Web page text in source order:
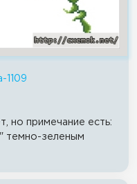
1109
но примечание есть:
темно-зеленым